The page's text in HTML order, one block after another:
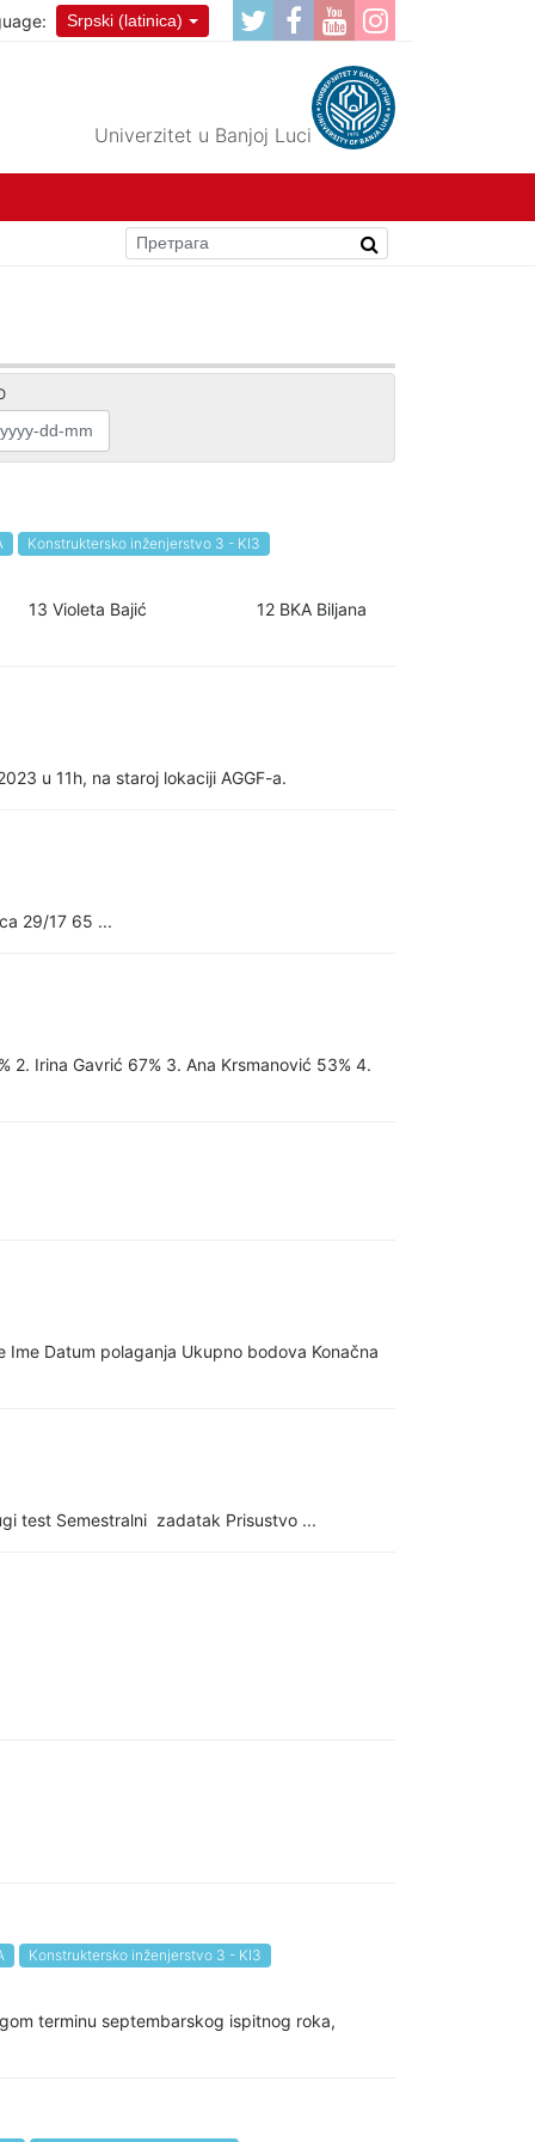
Srpski (latinica)
Univerzitet u Banjoj Luci
Konstruktersko inženjerstvo 3 - KI3
13 Violeta Bajić 12 BKA Biljana
u 11h, na staroj lokaciji AGGF-a.
29/17 65 ...
Irina Gavrić 67% 3. Ana Krsmanović 53% 4.
Ime Datum polaganja Ukupno bodova Konačna
test Semestralni zadatak Prisustvo ...
Konstruktersko inženjerstvo 3 - KI3
terminu septembarskog ispitnog roka,